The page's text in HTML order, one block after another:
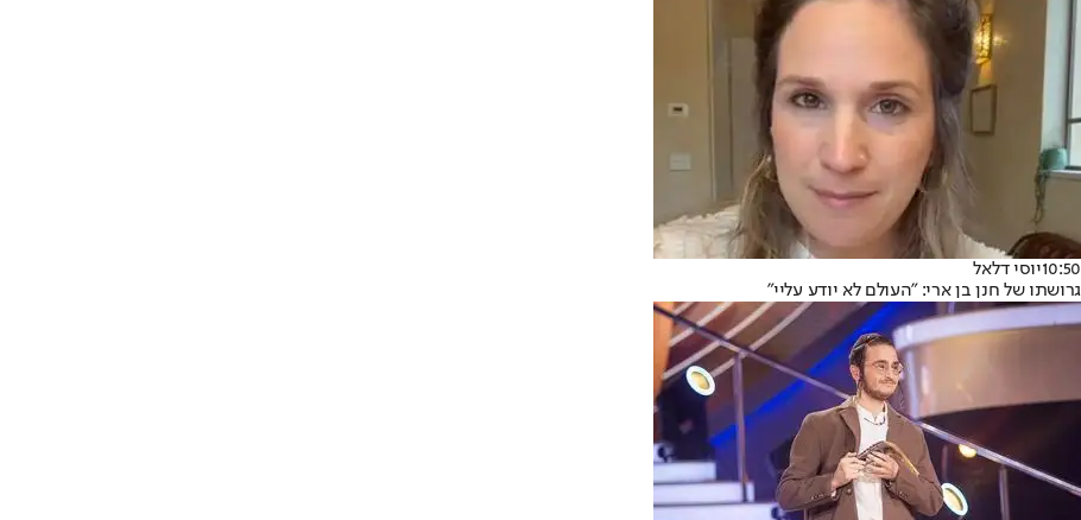
10:50יוסי דלאל
גרושתו של חנן בן ארי: "העולם לא יודע עליי"